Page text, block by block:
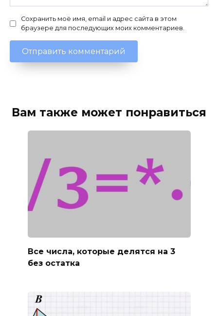
Сохранить моё имя, email и адрес сайта в этом
браузере для последующих моих комментариев.
Вам также может понравиться
Все числа, которые делятся на 3
без остатка